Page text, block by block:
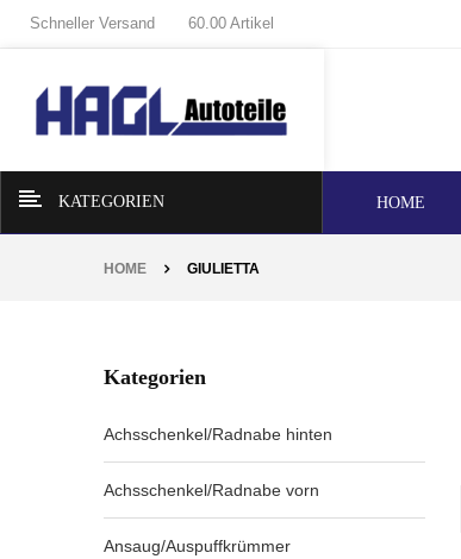
Schneller Versand 60.00 Artikel
KATEGORIEN HOME
HOME GIULIETTA
Kategorien
Achsschenkel/Radnabe hinten
Achsschenkel/Radnabe vorn
Ansaug/Auspuffkrümmer